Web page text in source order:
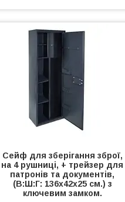
Сейф для зберігання зброї,
на 4 рушниці, + трейзер для
патронів та документів,
(В:Ш:Г: 136х42х25 см.) з
ключевим замком.